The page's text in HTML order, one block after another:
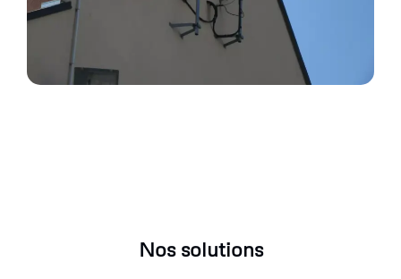
Nos solutions